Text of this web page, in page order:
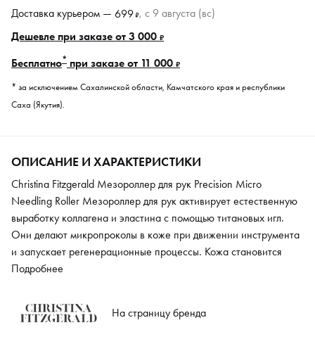
Доставка курьером — 699₽, c 9 августа (вс)
Дешевле при заказе от 3 000 ₽
Бесплатно* при заказе от 11 000 ₽
* за исключением Сахалинской области, Камчатского края и республики
Саха (Якутия).
ОПИСАНИЕ И ХАРАКТЕРИСТИКИ
Christina Fitzgerald Мезороллер для рук Precision Micro
Needling Roller Мезороллер для рук активирует естественную
выработку коллагена и эластина с помощью титановых игл.
Они делают микропроколы в коже при движении инструмента
и запускает регенерационные процессы. Кожа становится
плотной, уменьшается количество пигментных пятен и прочих
гладкость и упругость.
Подробнее
На страницу бренда